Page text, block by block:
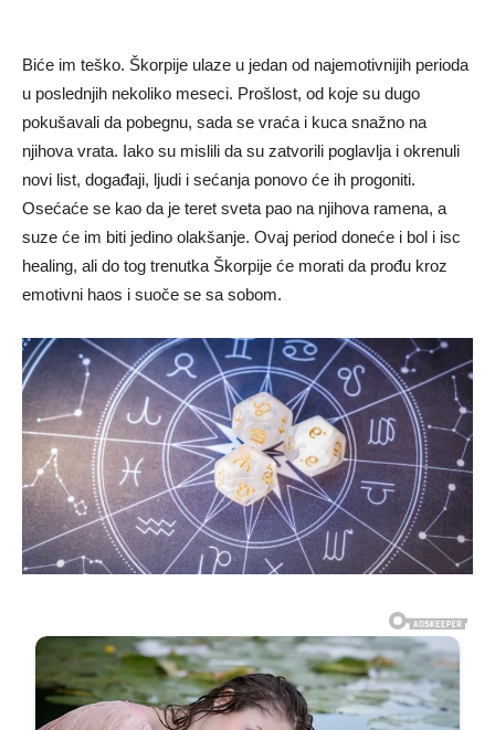
Biće im teško. Škorpije ulaze u jedan od najemotivnijih perioda
u poslednjih nekoliko meseci. Prošlost, od koje su dugo
pokušavali da pobegnu, sada se vraća i kuca snažno na
njihova vrata. Iako su mislili da su zatvorili poglavlja i okrenuli
novi list, događaji, ljudi i sećanja ponovo će ih progoniti.
Osećaće se kao da je teret sveta pao na njihova ramena, a
suze će im biti jedino olakšanje. Ovaj period doneće i bol i isc
healing, ali do tog trenutka Škorpije će morati da prođu kroz
emotivni haos i suoče se sa sobom.